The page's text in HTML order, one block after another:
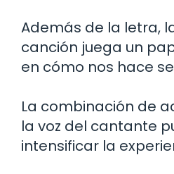
Además de la letra,
canción juega un
en cómo nos hace
La combinación de
la voz del cantante
intensificar la